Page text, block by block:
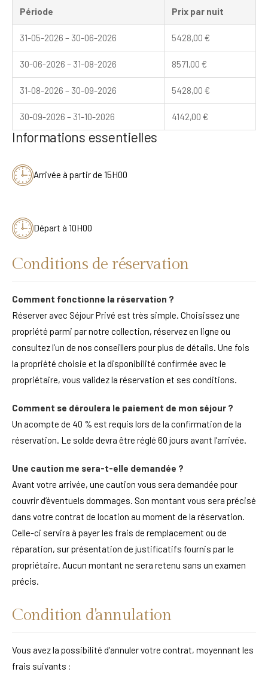
Période Prix par nuit
31-05-2026 – 30-06-2026 5428,00 €
30-06-2026 – 31-08-2026 8571,00 €
31-08-2026 – 30-09-2026 5428,00 €
30-09-2026 – 31-10-2026 4142,00 €
Informations essentielles
Arrivée à partir de 15H00
Départ à 10H00
Conditions de réservation
Comment fonctionne la réservation ?
Réserver avec Séjour Privé est très simple. Choisissez une
propriété parmi par notre collection, réservez en ligne ou
consultez l’un de nos conseillers pour plus de détails. Une fois
la propriété choisie et la disponibilité confirmée avec le
propriétaire, vous validez la réservation et ses conditions.
Comment se déroulera le paiement de mon séjour ?
Un acompte de 40 % est requis lors de la confirmation de la
réservation. Le solde devra être réglé 60 jours avant l’arrivée.
Une caution me sera-t-elle demandée ?
Avant votre arrivée, une caution vous sera demandée pour
couvrir d’éventuels dommages. Son montant vous sera précisé
dans votre contrat de location au moment de la réservation.
Celle-ci servira à payer les frais de remplacement ou de
réparation, sur présentation de justificatifs fournis par le
propriétaire. Aucun montant ne sera retenu sans un examen
précis.
Condition d'annulation
Vous avez la possibilité d’annuler votre contrat, moyennant les
frais suivants :